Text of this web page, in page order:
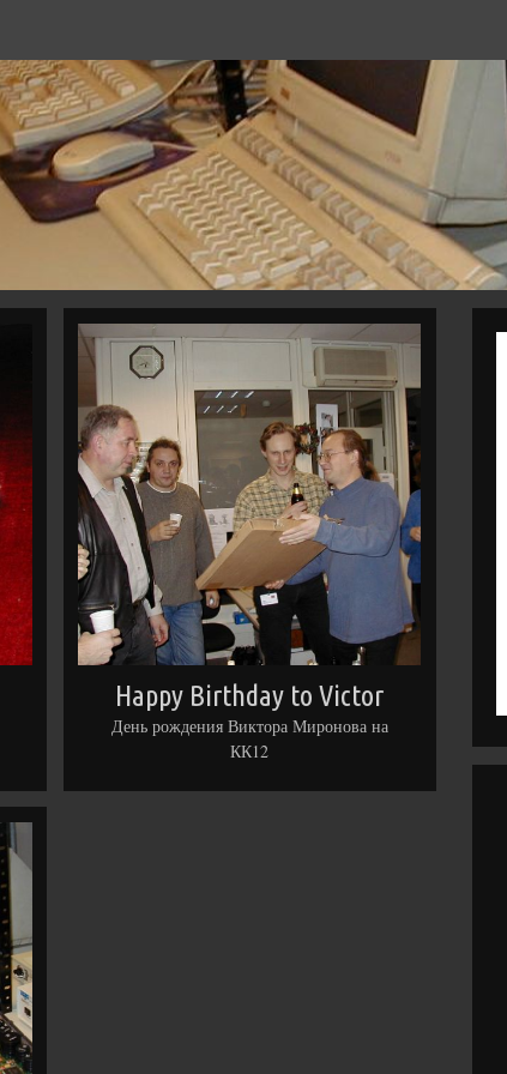
Happy Birthday to Victor
День рождения Виктора Миронова на
КК12